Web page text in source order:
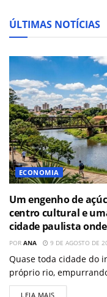
ÚLTIMAS NOTÍCIAS
ECONOMIA
Um engenho de
centro cultural e
cidade paulista
POR ANA 9 DE AGOSTO DE
Quase toda cidade do
próprio rio,
LEIA MAIS